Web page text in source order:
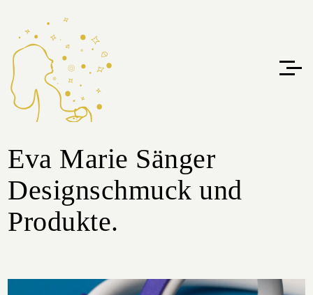
Eva Marie Sänger
Designschmuck und
Produkte.